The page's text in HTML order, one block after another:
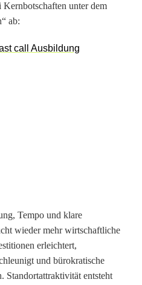
Kernbotschaften unter dem
ab:
Tempo und klare
wieder mehr wirtschaftliche
erleichtert,
und bürokratische
Standortattraktivität entsteht